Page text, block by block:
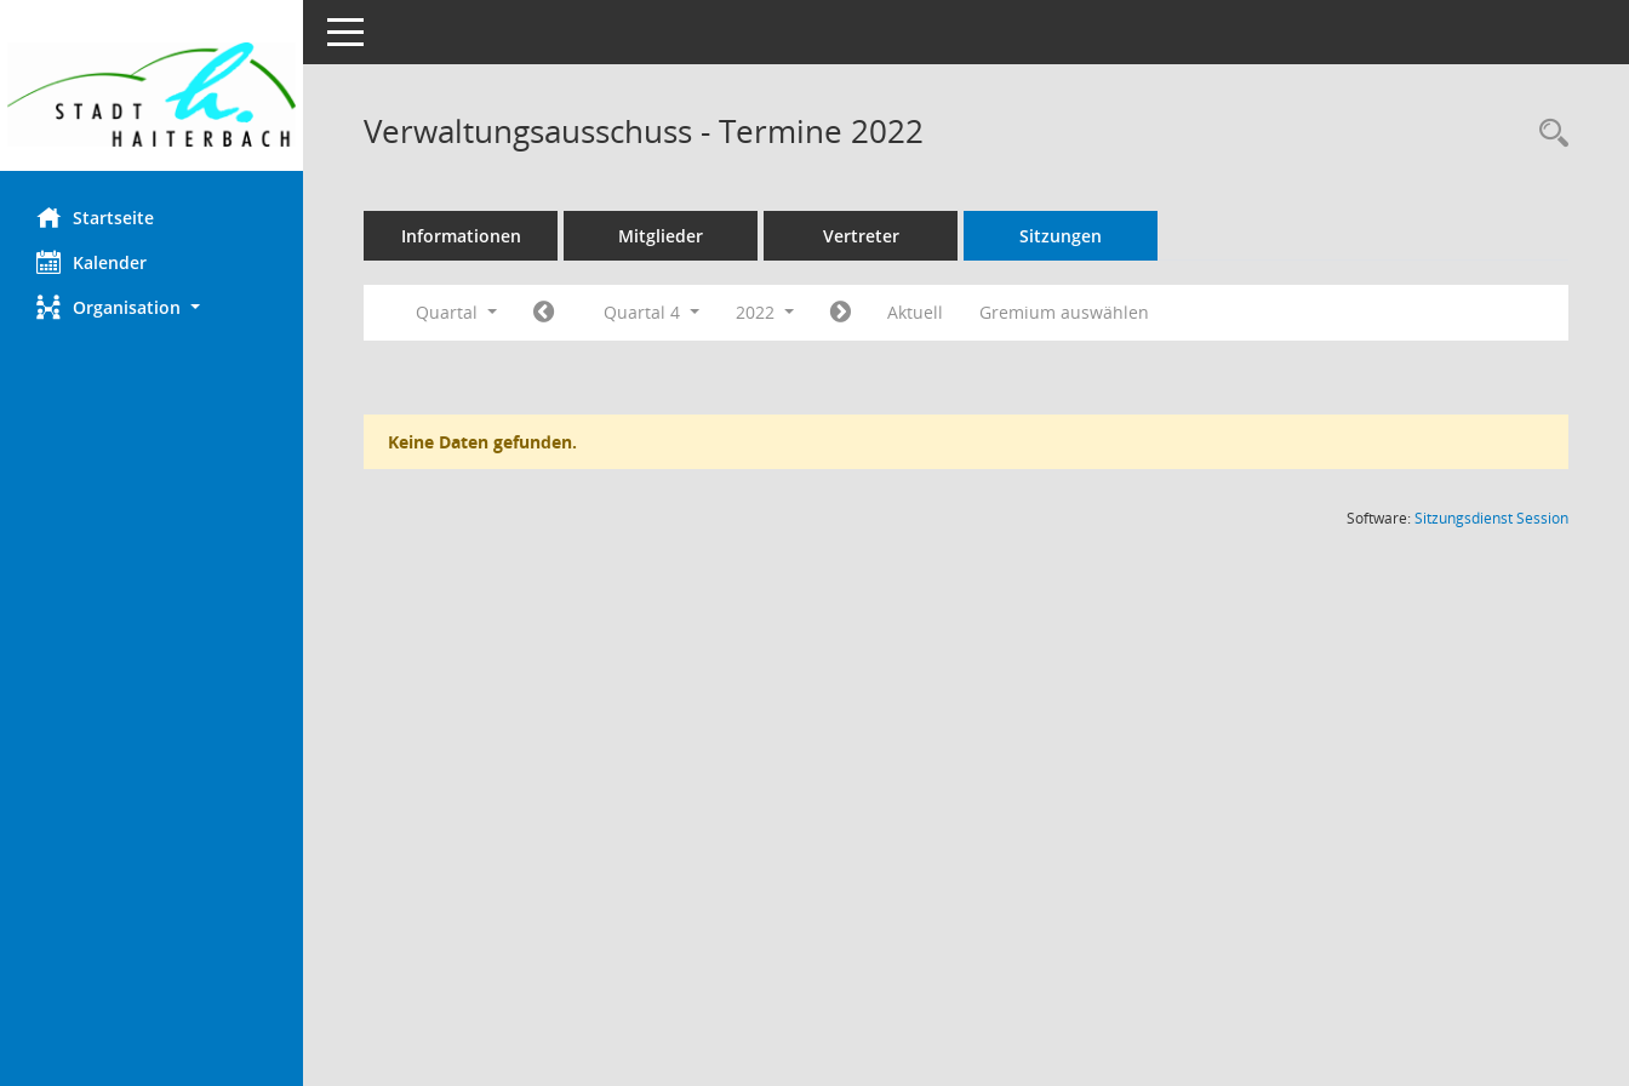
Startseite
Kalender
Organisation
Toggle navigation
Verwaltungsausschuss - Termine 2022
Informationen Mitglieder Vertreter Sitzungen
Quartal Quartal 4 2022 Aktuell Gremium auswählen
Keine Daten gefunden.
Software:SitzungsdienstSession(Wird in